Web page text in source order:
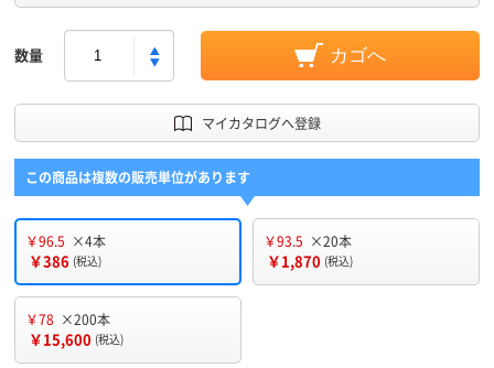
数量 カゴへ
マイカタログへ登録
この商品は複数の販売単位があります
￥96.5 ×4本
￥386 (税込)
￥93.5 ×20本
￥1,870 (税込)
￥78 ×200本
￥15,600 (税込)